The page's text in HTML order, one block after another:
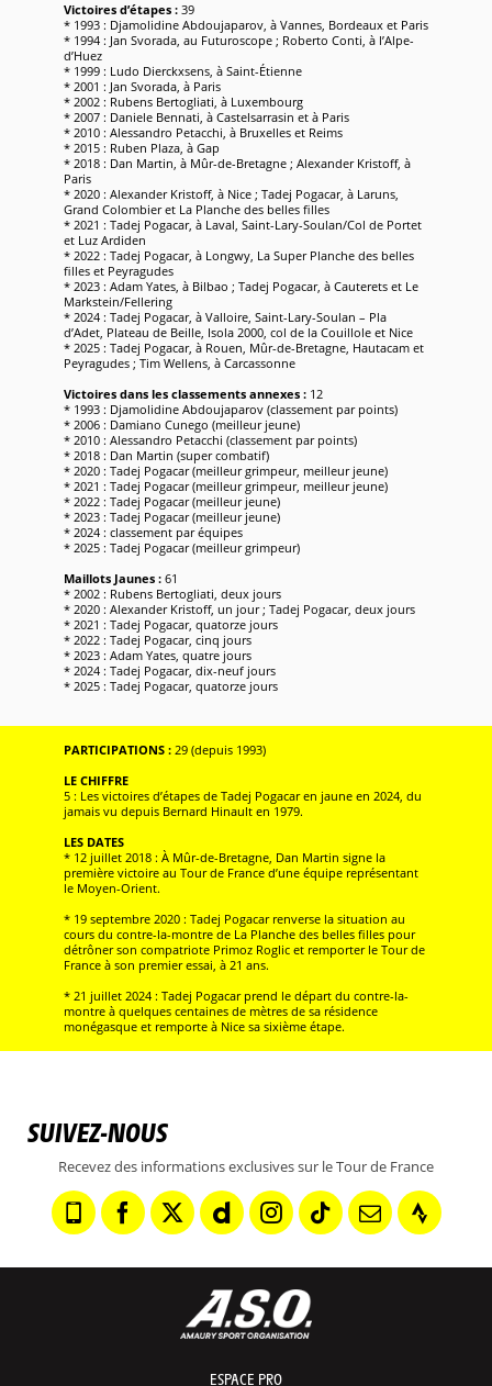
Victoires d’étapes : 39
* 1993 : Djamolidine Abdoujaparov, à Vannes, Bordeaux et Paris
* 1994 : Jan Svorada, au Futuroscope ; Roberto Conti, à l’Alpe-
d’Huez
* 1999 : Ludo Dierckxsens, à Saint-Étienne
* 2001 : Jan Svorada, à Paris
* 2002 : Rubens Bertogliati, à Luxembourg
* 2007 : Daniele Bennati, à Castelsarrasin et à Paris
* 2010 : Alessandro Petacchi, à Bruxelles et Reims
* 2015 : Ruben Plaza, à Gap
* 2018 : Dan Martin, à Mûr-de-Bretagne ; Alexander Kristoff, à
Paris
* 2020 : Alexander Kristoff, à Nice ; Tadej Pogacar, à Laruns,
Grand Colombier et La Planche des belles filles
* 2021 : Tadej Pogacar, à Laval, Saint-Lary-Soulan/Col de Portet
et Luz Ardiden
* 2022 : Tadej Pogacar, à Longwy, La Super Planche des belles
filles et Peyragudes
* 2023 : Adam Yates, à Bilbao ; Tadej Pogacar, à Cauterets et Le
Markstein/Fellering
* 2024 : Tadej Pogacar, à Valloire, Saint-Lary-Soulan – Pla
d’Adet, Plateau de Beille, Isola 2000, col de la Couillole et Nice
* 2025 : Tadej Pogacar, à Rouen, Mûr-de-Bretagne, Hautacam et
Peyragudes ; Tim Wellens, à Carcassonne
Victoires dans les classements annexes : 12
* 1993 : Djamolidine Abdoujaparov (classement par points)
* 2006 : Damiano Cunego (meilleur jeune)
* 2010 : Alessandro Petacchi (classement par points)
* 2018 : Dan Martin (super combatif)
* 2020 : Tadej Pogacar (meilleur grimpeur, meilleur jeune)
* 2021 : Tadej Pogacar (meilleur grimpeur, meilleur jeune)
* 2022 : Tadej Pogacar (meilleur jeune)
* 2023 : Tadej Pogacar (meilleur jeune)
* 2024 : classement par équipes
* 2025 : Tadej Pogacar (meilleur grimpeur)
Maillots Jaunes : 61
* 2002 : Rubens Bertogliati, deux jours
* 2020 : Alexander Kristoff, un jour ; Tadej Pogacar, deux jours
* 2021 : Tadej Pogacar, quatorze jours
* 2022 : Tadej Pogacar, cinq jours
* 2023 : Adam Yates, quatre jours
* 2024 : Tadej Pogacar, dix-neuf jours
* 2025 : Tadej Pogacar, quatorze jours
PARTICIPATIONS : 29 (depuis 1993)
LE CHIFFRE
5 : Les victoires d’étapes de Tadej Pogacar en jaune en 2024, du
jamais vu depuis Bernard Hinault en 1979.
LES DATES
* 12 juillet 2018 : À Mûr-de-Bretagne, Dan Martin signe la
première victoire au Tour de France d’une équipe représentant
le Moyen-Orient.
* 19 septembre 2020 : Tadej Pogacar renverse la situation au
cours du contre-la-montre de La Planche des belles filles pour
détrôner son compatriote Primoz Roglic et remporter le Tour de
France à son premier essai, à 21 ans.
* 21 juillet 2024 : Tadej Pogacar prend le départ du contre-la-
montre à quelques centaines de mètres de sa résidence
monégasque et remporte à Nice sa sixième étape.
SUIVEZ-NOUS
Recevez des informations exclusives sur le Tour de France
ESPACE PRO